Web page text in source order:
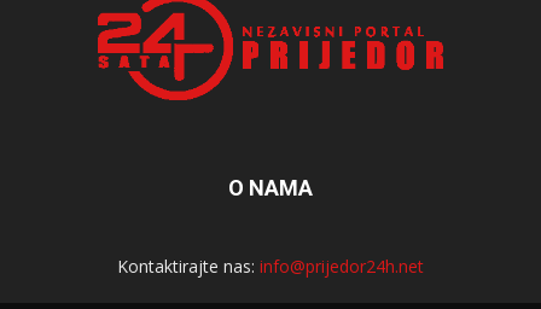
O NAMA
Kontaktirajte nas: info@prijedor24h.net